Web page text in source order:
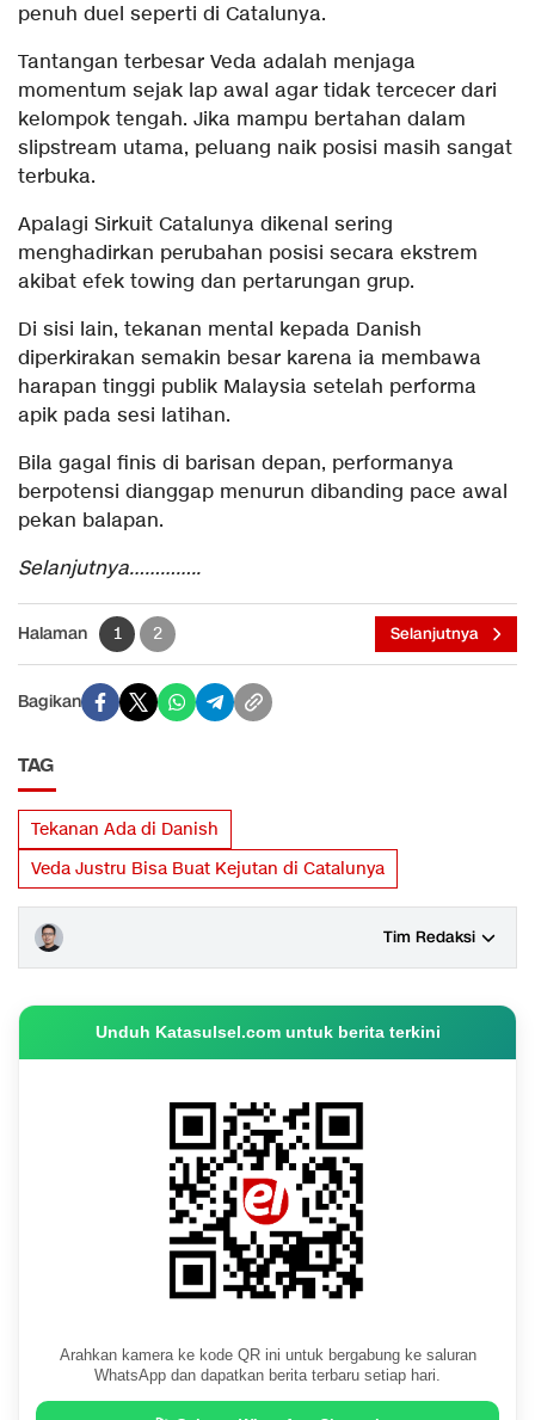
penuh duel seperti di Catalunya.
Tantangan terbesar Veda adalah menjaga
momentum sejak lap awal agar tidak tercecer dari
kelompok tengah. Jika mampu bertahan dalam
slipstream utama, peluang naik posisi masih sangat
terbuka.
Apalagi Sirkuit Catalunya dikenal sering
menghadirkan perubahan posisi secara ekstrem
akibat efek towing dan pertarungan grup.
Di sisi lain, tekanan mental kepada Danish
diperkirakan semakin besar karena ia membawa
harapan tinggi publik Malaysia setelah performa
apik pada sesi latihan.
Bila gagal finis di barisan depan, performanya
berpotensi dianggap menurun dibanding pace awal
pekan balapan.
Selanjutnya…………..
Halaman 1 2 Selanjutnya
Bagikan
TAG
Tekanan Ada di Danish
Veda Justru Bisa Buat Kejutan di Catalunya
Tim Redaksi
Unduh Katasulsel.com untuk berita terkini
Arahkan kamera ke kode QR ini untuk bergabung ke saluran
WhatsApp dan dapatkan berita terbaru setiap hari.